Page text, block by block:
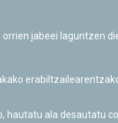
jabeei laguntzen
ala desautatu